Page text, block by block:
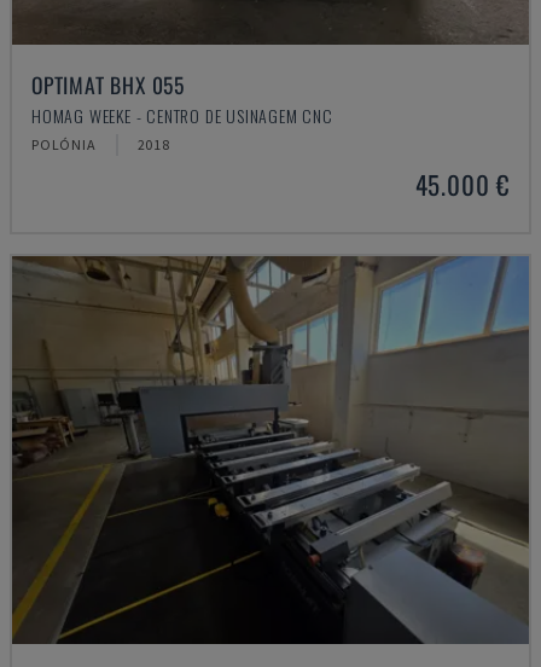
OPTIMAT BHX 055
HOMAG WEEKE - CENTRO DE USINAGEM CNC
POLÓNIA 2018
45.000 €